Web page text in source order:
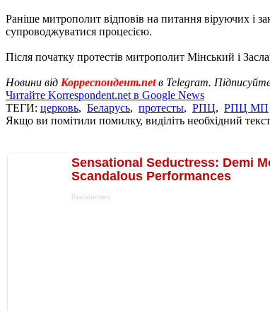
Раніше митрополит відповів на питання віруючих і
супроводжуватися процесією.
Після початку протестів митрополит Мінський і
Новини від Корреспондент.netв Telegram.
Читайте Korrespondent.net в Google News
ТЕГИ: церковь, Беларусь, протесты, РПЦ, РПЦ МП
Якщо ви помітили помилку, виділіть необхідний